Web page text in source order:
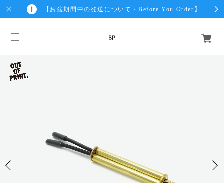
【お盆期間中の発送について・Before You Order】